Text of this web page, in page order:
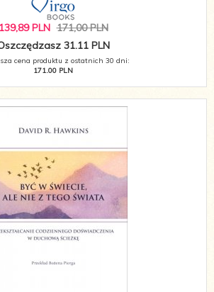
139,89 PLN 171,00 PLN
31.11 PLN
cena produktu z ostatnich 30 dni:
171.00 PLN